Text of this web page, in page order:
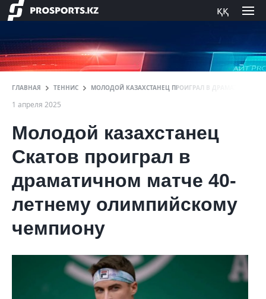
ққ
ГЛАВНАЯ ТЕННИС МОЛОДОЙ КАЗАХСТАНЕЦ ПРОИГРАЛ В ДРАМАТИЧНОМ
1 апреля 2025
Молодой казахстанец
Скатов проиграл в
драматичном матче 40-
летнему олимпийскому
чемпиону